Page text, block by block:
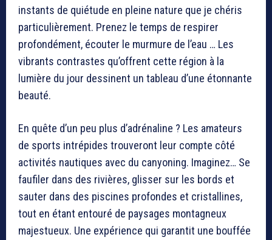
instants de quiétude en pleine nature que je chéris
particulièrement. Prenez le temps de respirer
profondément, écouter le murmure de l’eau … Les
vibrants contrastes qu’offrent cette région à la
lumière du jour dessinent un tableau d’une étonnante
beauté.
En quête d’un peu plus d’adrénaline ? Les amateurs
de sports intrépides trouveront leur compte côté
activités nautiques avec du canyoning. Imaginez… Se
faufiler dans des rivières, glisser sur les bords et
sauter dans des piscines profondes et cristallines,
tout en étant entouré de paysages montagneux
majestueux. Une expérience qui garantit une bouffée